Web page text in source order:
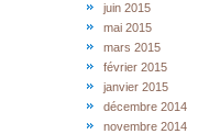
juin 2015
mai 2015
mars 2015
février 2015
janvier 2015
décembre 2014
novembre 2014